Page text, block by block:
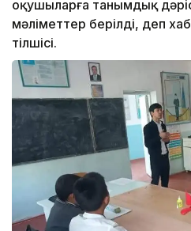
оқушыларға танымдық
мәліметтер берілді, деп
тілшісі.